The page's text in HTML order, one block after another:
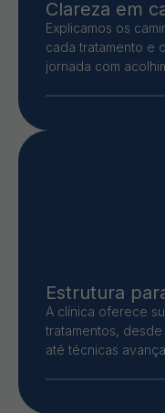
Clareza em
Explicamos os
cada tratamento e
jornada com
Estrutura
A clínica oferece
tratamentos,
até técnicas